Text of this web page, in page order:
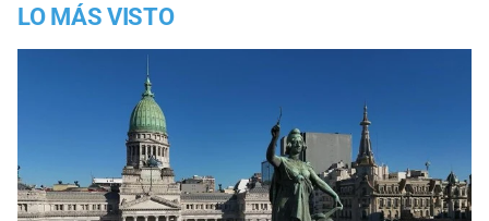
LO MÁS VISTO